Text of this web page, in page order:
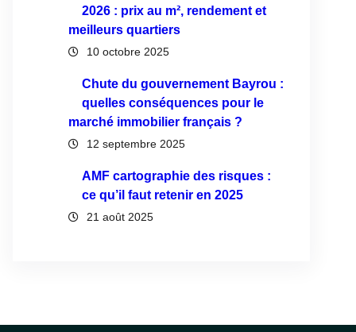
2026 : prix au m², rendement et
meilleurs quartiers
10 octobre 2025
Chute du gouvernement Bayrou :
quelles conséquences pour le
marché immobilier français ?
12 septembre 2025
AMF cartographie des risques :
ce qu’il faut retenir en 2025
21 août 2025